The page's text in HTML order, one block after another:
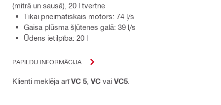
(mitrā un sausā), 20 l tvertne
Tikai pneimatiskais motors: 74 l/s
Gaisa plūsma šļūtenes galā: 39 l/s
Ūdens ietilpība: 20 l
PAPILDU INFORMĀCIJA
Klienti meklēja arīVC 5 VC vai VC5